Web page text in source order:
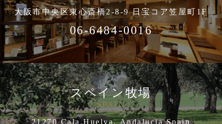
大阪市中央区東心斎橋2-8-9 日宝コア笠屋町1F
06-6484-0016
スペイン牧場
SPAIN
21270 Cala,Huelva, Andalucia Spain